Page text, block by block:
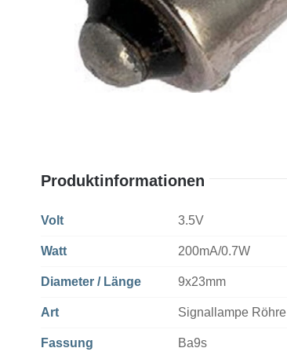
Produktinformationen
Volt 3.5V
Watt 200mA/0.7W
Diameter / Länge 9x23mm
Art Signallampe Röhre
Fassung Ba9s